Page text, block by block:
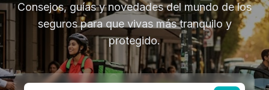
Consejos, guías y novedades del mundo de los
seguros para que vivas más tranquilo y
protegido.